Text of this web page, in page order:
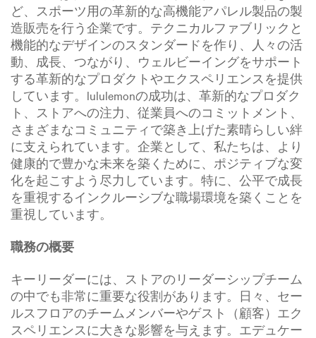
ど、スポーツ用の革新的な高機能アパレル製品の製
造販売を行う企業です。テクニカルファブリックと
機能的なデザインのスタンダードを作り、人々の活
動、成長、つながり、ウェルビーイングをサポート
する革新的なプロダクトやエクスペリエンスを提供
しています。lululemonの成功は、革新的なプロダク
ト、ストアへの注力、従業員へのコミットメント、
さまざまなコミュニティで築き上げた素晴らしい絆
に支えられています。企業として、私たちは、より
健康的で豊かな未来を築くために、ポジティブな変
化を起こすよう尽力しています。特に、公平で成長
を重視するインクルーシブな職場環境を築くことを
重視しています。
職務の概要
キーリーダーには、ストアのリーダーシップチーム
の中でも非常に重要な役割があります。日々、セー
ルスフロアのチームメンバーやゲスト（顧客）エク
スペリエンスに大きな影響を与えます。エデュケー